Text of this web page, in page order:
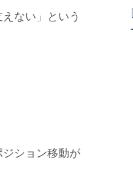
ない」という
ション移動が